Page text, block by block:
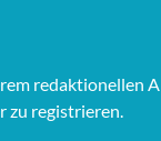
redaktionellen
zu registrieren.